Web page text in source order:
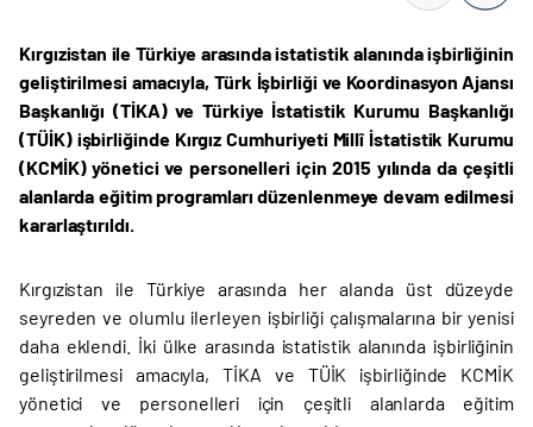
Kırgızistan ile Türkiye arasındaistatistik alanında işbirliğinin
geliştirilmesi amacıyla, Türk İşbirliği ve Koordinasyon Ajansı
Başkanlığı (TİKA) ve Türkiye İstatistik Kurumu Başkanlığı
(TÜİK) işbirliğinde Kırgız Cumhuriyeti Millî İstatistik Kurumu
(KCMİK) yönetici ve personelleri için 2015 yılında da çeşitli
alanlarda eğitim programları düzenlenmeye devam edilmesi
kararlaştırıldı.
Kırgızistan ile Türkiye arasında her alanda üst düzeyde
seyreden ve olumlu ilerleyen işbirliği çalışmalarına bir yenisi
daha eklendi. İki ülke arasında istatistik alanında işbirliğinin
geliştirilmesi amacıyla, TİKA ve TÜİK işbirliğinde KCMİK
yönetici ve personelleri için çeşitli alanlarda eğitim